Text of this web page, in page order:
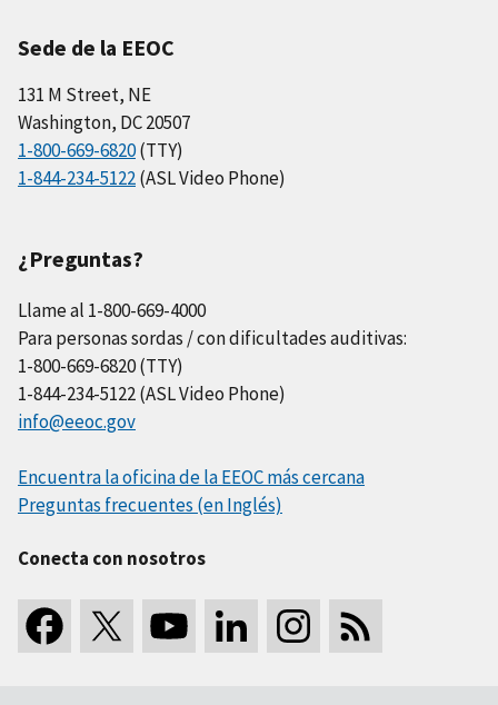
Sede de la EEOC
131 M Street, NE
Washington, DC 20507
1-800-669-6820(TTY)
1-844-234-5122(ASL Video Phone)
¿Preguntas?
Llame al 1-800-669-4000
Para personas sordas / con dificultades auditivas:
1-800-669-6820 (TTY)
1-844-234-5122 (ASL Video Phone)
info@eeoc.gov
Encuentra la oficina de la EEOC más cercana
Preguntas frecuentes (en Inglés)
Conecta con nosotros